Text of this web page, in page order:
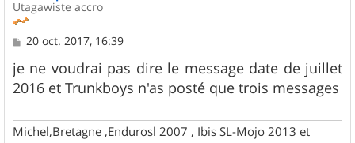
Utagawiste accro
M
s
s
a
20 oct. 2017, 16:39
je ne voudrai pas dire le message date de juillet
2016 et Trunkboys n'as posté que trois messages
Michel,Bretagne ,Endurosl 2007 , Ibis SL-Mojo 2013 et